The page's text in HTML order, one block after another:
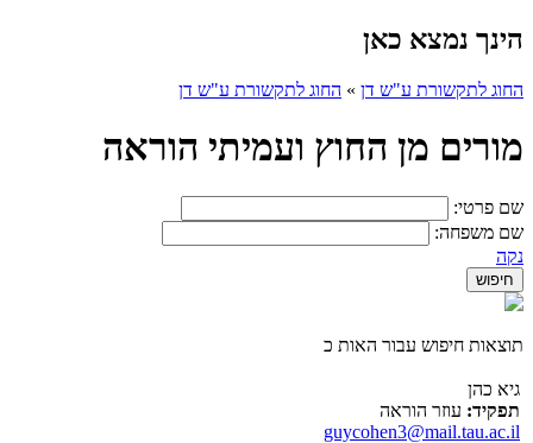
הינך נמצא כאן
החוג לתקשורת ע"ש דן » החוג לתקשורת ע"ש דן
מורים מן החוץ ועמיתי הוראה
שם פרטי:
שם משפחה:
נקה
תוצאות חיפוש עבור האות כ
גיא כהן
תפקיד: עוזר הוראה
guycohen3@mail.tau.ac.il